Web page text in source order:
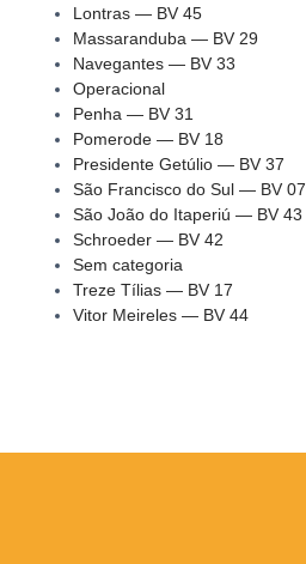
Lontras — BV 45
Massaranduba — BV 29
Navegantes — BV 33
Operacional
Penha — BV 31
Pomerode — BV 18
Presidente Getúlio — BV 37
São Francisco do Sul — BV 07
São João do Itaperiú — BV 43
Schroeder — BV 42
Sem categoria
Treze Tílias — BV 17
Vitor Meireles — BV 44